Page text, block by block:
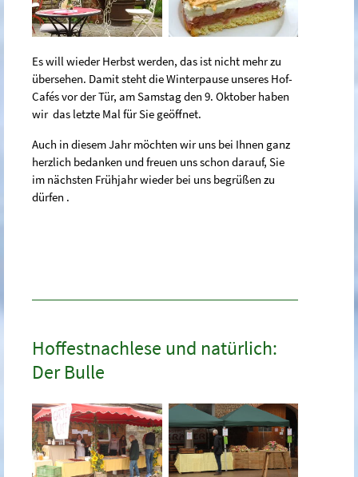
Es will wieder Herbst werden, das ist nicht mehr zu
übersehen. Damit steht die Winterpause unseres Hof-
Cafés vor der Tür, am Samstag den 9. Oktober haben
wir das letzte Mal für Sie geöffnet.
Auch in diesem Jahr möchten wir uns bei Ihnen ganz
herzlich bedanken und freuen uns schon darauf, Sie
im nächsten Frühjahr wieder bei uns begrüßen zu
dürfen .
Hoffestnachlese und natürlich:
Der Bulle